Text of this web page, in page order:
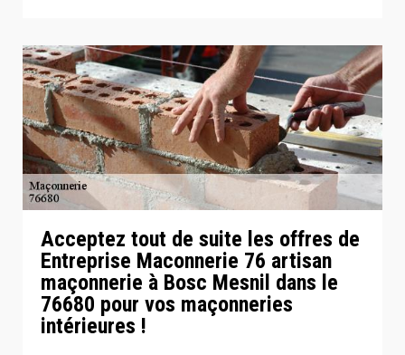
Acceptez tout de suite les offres de
Entreprise Maconnerie 76 artisan
maçonnerie à Bosc Mesnil dans le
76680 pour vos maçonneries
intérieures !